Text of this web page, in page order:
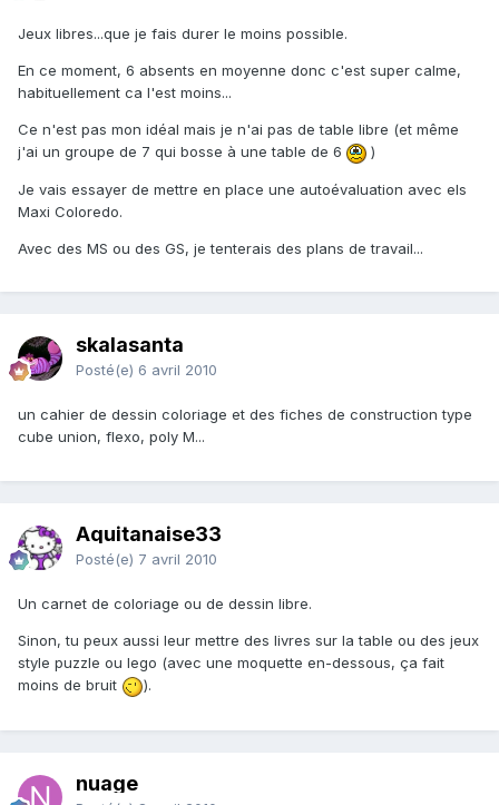
Jeux libres...que je fais durer le moins possible.
En ce moment, 6 absents en moyenne donc c'est super calme,
habituellement ca l'est moins...
Ce n'est pas mon idéal mais je n'ai pas de table libre (et même
j'ai un groupe de 7 qui bosse à une table de 6
)
Je vais essayer de mettre en place une autoévaluation avec els
Maxi Coloredo.
Avec des MS ou des GS, je tenterais des plans de travail...
skalasanta
Posté(e) 6 avril 2010
un cahier de dessin coloriage et des fiches de construction type
cube union, flexo, poly M...
Aquitanaise33
Posté(e) 7 avril 2010
Un carnet de coloriage ou de dessin libre.
Sinon, tu peux aussi leur mettre des livres sur la table ou des jeux
style puzzle ou lego (avec une moquette en-dessous, ça fait
moins de bruit
).
nuage